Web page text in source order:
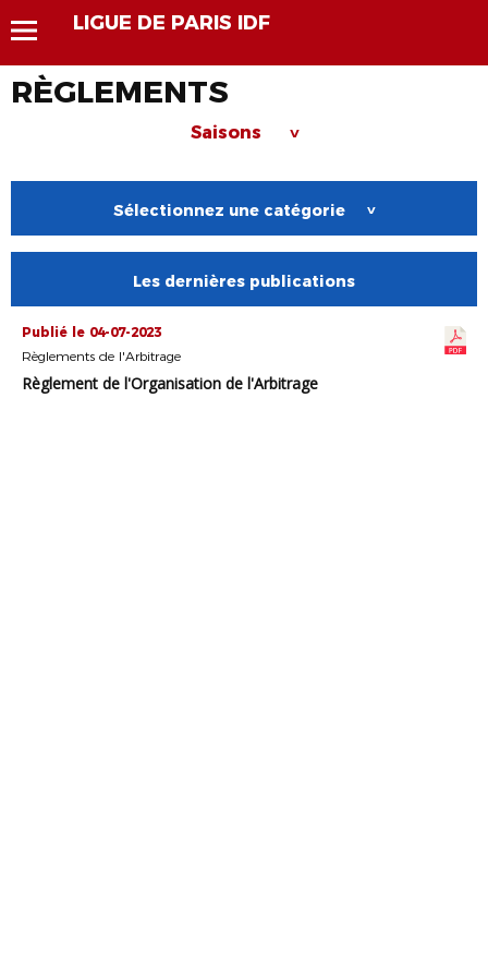
LIGUE DE PARIS IDF
RÈGLEMENTS
Saisons >
Sélectionnez une catégorie >
Les dernières publications
Publié le 04-07-2023
Règlements de l'Arbitrage
Règlement de l'Organisation de l'Arbitrage